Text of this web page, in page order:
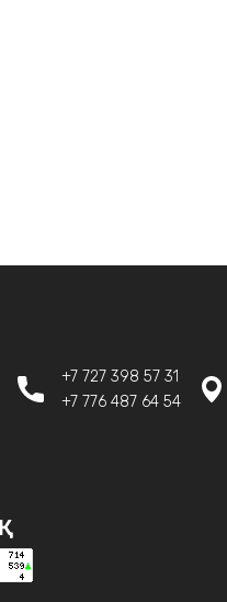
+7 727 398 57 31
+7 776 487 64 54